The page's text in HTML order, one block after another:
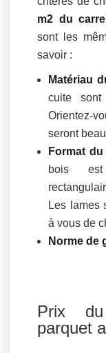
m2 du
sont les
savoir :
Matériau
cuite
Orientez-
seront
Format du
bois est
Les lames
à vous de
Norme de
Prix du
parquet